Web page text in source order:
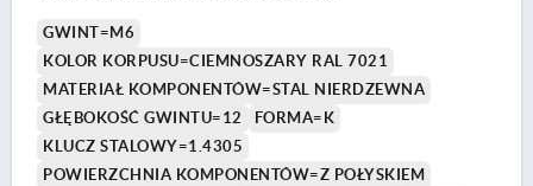
GWINT=M6
KOLOR KORPUSU=CIEMNOSZARY RAL 7021
MATERIAŁ KOMPONENTÓW=STAL NIERDZEWNA
GŁĘBOKOŚĆ GWINTU=12
FORMA=K
KLUCZ STALOWY=1.4305
POWIERZCHNIA KOMPONENTÓW=Z POŁYSKIEM